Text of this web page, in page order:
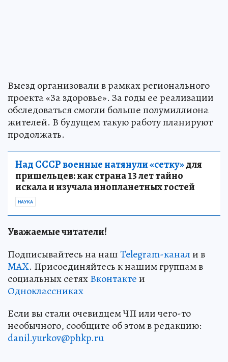
Выезд организовали в рамках регионального
проекта «За здоровье». За годы ее реализации
обследоваться смогли больше полумиллиона
жителей. В будущем такую работу планируют
продолжать.
Над СССР военные натянули «сетку»для
пришельцев: как страна 13 лет тайно
искала и изучала инопланетных гостей
НАУКА
Уважаемые читатели!
Подписывайтесь на нашTelegram-канали в
MAX. Присоединяйтесь к нашим группам в
социальных сетяхВконтактеи
Одноклассниках
Если вы стали очевидцем ЧП или чего-то
необычного, сообщите об этом в редакцию:
danil.yurkov@phkp.ru